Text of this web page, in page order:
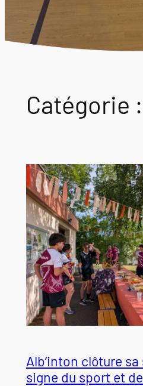
Catégorie :
Alb’inton clôture
signe du sport et